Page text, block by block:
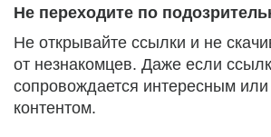
Не переходите по
Не открывайте ссылки и не
от незнакомцев. Даже если
сопровождается интересным
контентом.